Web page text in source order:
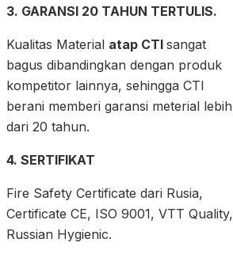
3. GARANSI 20 TAHUN TERTULIS.
Kualitas Material atap CTI sangat
bagus dibandingkan dengan produk
kompetitor lainnya, sehingga CTI
berani memberi garansi meterial lebih
dari 20 tahun.
4. SERTIFIKAT
Fire Safety Certificate dari Rusia,
Certificate CE, ISO 9001, VTT Quality,
Russian Hygienic.